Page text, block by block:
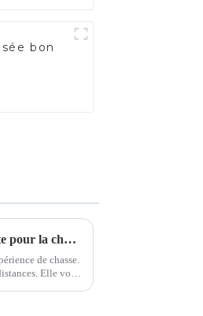
bon
Comment choisir la meilleure lunette de visée pour arbalète pour la chasse
de chasse.
Elle vous